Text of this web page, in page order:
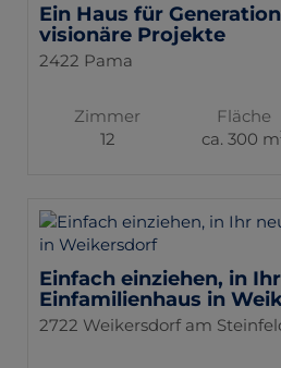
Ein Haus für
visionäre Projekte
2422 Pama
Zimmer
12
Fläche
ca. 300 m
Einfach einziehen, in
Einfamilienhaus in
2722 Weikersdorf am